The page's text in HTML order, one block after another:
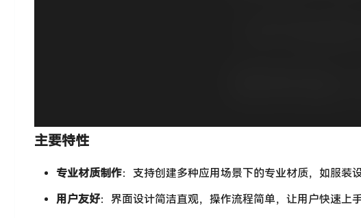
主要特性
专业材质制作：支持创建多种应用场景下的专业材质，如服装
用户友好：界面设计简洁直观，操作流程简单，让用户快速上